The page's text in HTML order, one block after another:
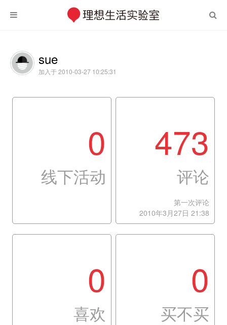
sue
加入于 2010-03-27 10:25:31
0
线下活动
473
评论
第一次评论
2010年3月27日 21:38
0
喜欢
0
买不买